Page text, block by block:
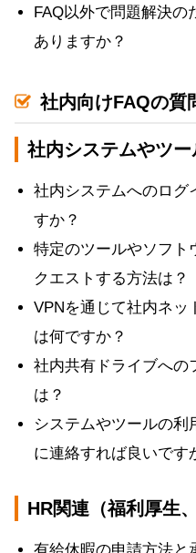
FAQ以外で問題解決
ありますか？
社内向けFAQの質
社内システムやツ
社内システムへのログ
すか？
特定のツールやソフト
クエストする方法は？
VPNを通じて社内ネッ
は何ですか？
社内共有ドライブへの
は？
システムやツールの
に連絡すれば良いです
HR関連（福利厚生